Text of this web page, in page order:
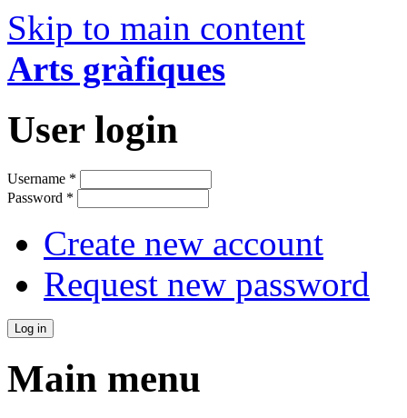
Skip to main content
Arts gràfiques
User login
Username *
Password *
Create new account
Request new password
Main menu